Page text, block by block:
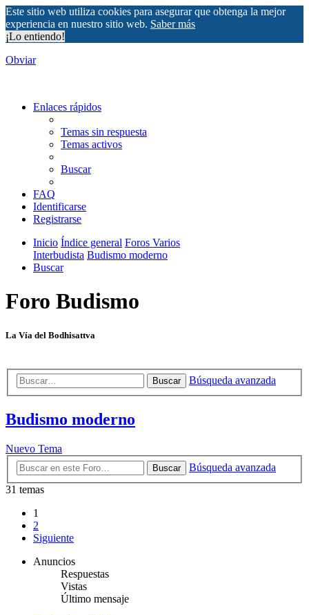
Este sitio web utiliza cookies para asegurar que obtenga la mejor
experiencia en nuestro sitio web. Saber más
¡Lo entiendo!
Obviar
Enlaces rápidos
Temas sin respuesta
Temas activos
Buscar
FAQ
Identificarse
Registrarse
Inicio Índice general Foros Varios
Interbudista Budismo moderno
Buscar
Foro Budismo
La Vía del Bodhisattva
Buscar Búsqueda avanzada
Budismo moderno
Nuevo Tema
Buscar
Búsqueda avanzada
31 temas
1
2
Siguiente
Anuncios
Respuestas
Vistas
Último mensaje